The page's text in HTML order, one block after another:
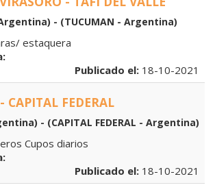
Argentina) - (TUCUMAN - Argentina)
estaquera
Publicado el: 18-10-2021
CAPITAL FEDERAL
- (CAPITAL FEDERAL - Argentina)
Cupos diarios
Publicado el: 18-10-2021